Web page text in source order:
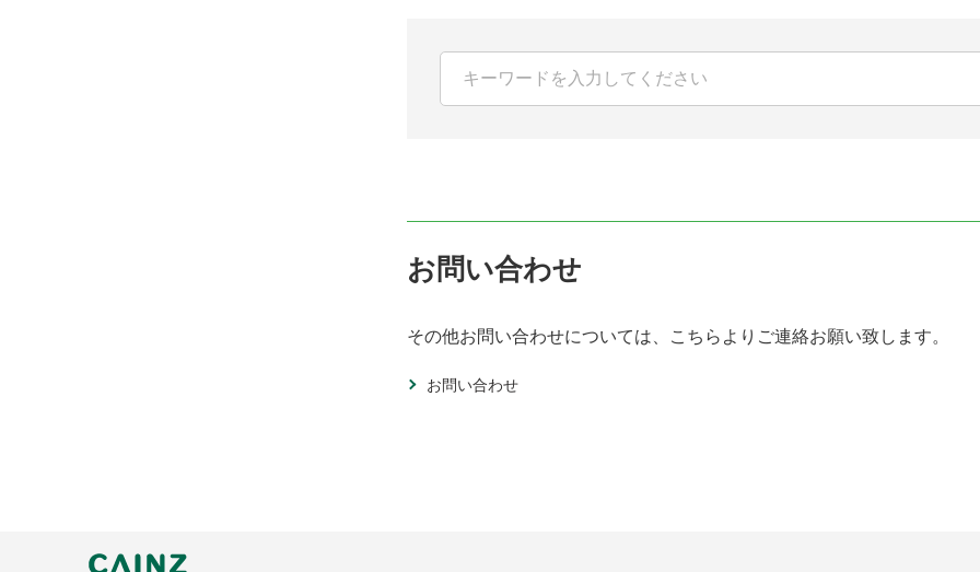
お問い合わせ
その他お問い合わせについては、こちらよりご連絡お願い致します。
お問い合わせ